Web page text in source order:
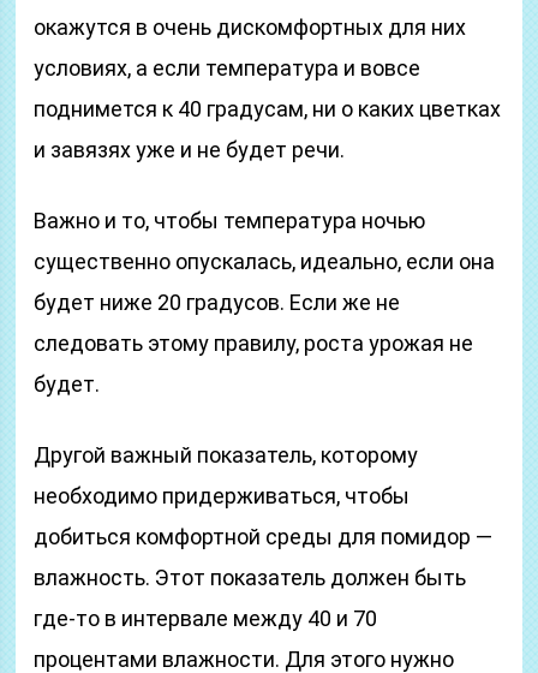
окажутся в очень дискомфортных для них
условиях, а если температура и вовсе
поднимется к 40 градусам, ни о каких цветках
и завязях уже и не будет речи.
Важно и то, чтобы температура ночью
существенно опускалась, идеально, если она
будет ниже 20 градусов. Если же не
следовать этому правилу, роста урожая не
будет.
Другой важный показатель, которому
необходимо придерживаться, чтобы
добиться комфортной среды для помидор —
влажность. Этот показатель должен быть
где-то в интервале между 40 и 70
процентами влажности. Для этого нужно